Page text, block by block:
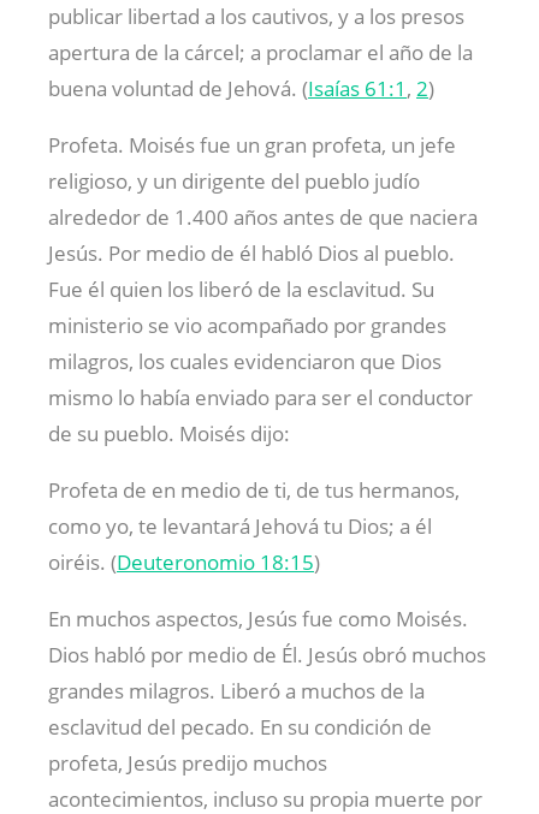
publicar libertad a los cautivos, y a los presos
apertura de la cárcel; a proclamar el año de la
buena voluntad de Jehová. (Isaías 61:1 , 2)
Profeta. Moisés fue un gran profeta, un jefe
religioso, y un dirigente del pueblo judío
alrededor de 1.400 años antes de que naciera
Jesús. Por medio de él habló Dios al pueblo.
Fue él quien los liberó de la esclavitud. Su
ministerio se vio acompañado por grandes
milagros, los cuales evidenciaron que Dios
mismo lo había enviado para ser el conductor
de su pueblo. Moisés dijo:
Profeta de en medio de ti, de tus hermanos,
como yo, te levantará Jehová tu Dios; a él
oiréis. (Deuteronomio 18:15)
En muchos aspectos, Jesús fue como Moisés.
Dios habló por medio de Él. Jesús obró muchos
grandes milagros. Liberó a muchos de la
esclavitud del pecado. En su condición de
profeta, Jesús predijo muchos
acontecimientos, incluso su propia muerte por